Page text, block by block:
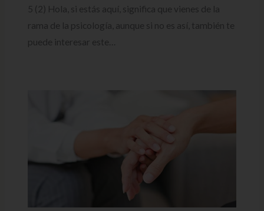
5 (2) Hola, si estás aquí, significa que vienes de la
rama de la psicología, aunque si no es así, también te
puede interesar este…